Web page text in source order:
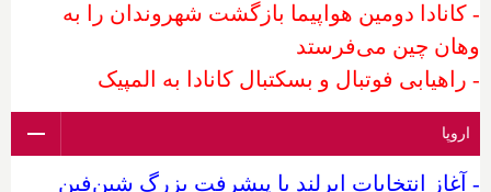
- کانادا دومین هواپیما بازگشت شهروندان را به
وهان چین می‌فرستد
- راهیابی فوتبال و بسکتبال کانادا به المپیک
اروپا
- آغاز انتخابات ایرلند با پیشرفت بزرگ شین‌فین